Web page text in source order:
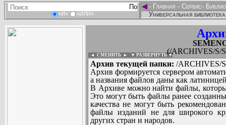
«И» «ИЛИ»
◄- Главная - Сервис-
Универсальная
(/ARCHIVES/S/
◄ СМЕНИТЬ ► ▼ РАЗВЕРНУТЬ ▼
Архив текущей папки: /ARCHIVES/
Архив формируется сервером
а названия файлов даны как
В Архиве можно найти файлы,
Это могут быть файлы ранее
качества не могут быть
файлы изданий не для широкого
других стран и народов.